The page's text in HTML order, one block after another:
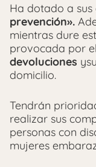
Ha dotado a sus
prevención».
mientras dure
provocada por
devoluciones
domicilio.
Tendrán
realizar sus
personas con
mujeres